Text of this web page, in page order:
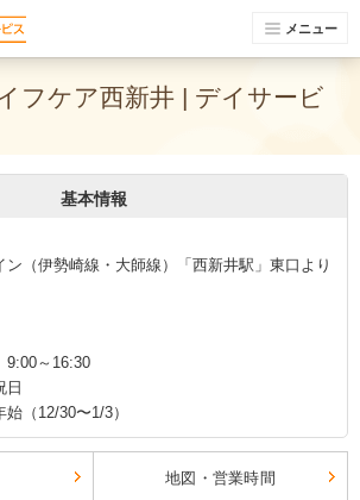
メニュー
フケア西新井 | デイサービ
基本情報
（伊勢崎線・大師線）「西新井駅」東口より
9:00～16:30
日
始（12/30〜1/3）
地図・営業時間